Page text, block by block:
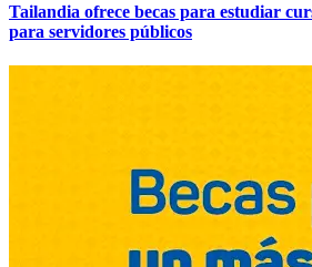
Tailandia ofrece becas para estudiar
para servidores públicos